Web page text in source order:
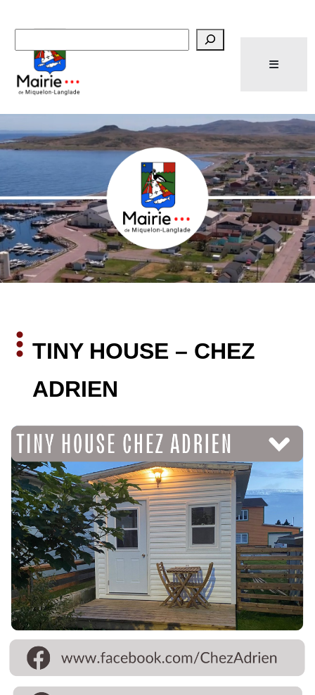
TINY HOUSE – CHEZ
ADRIEN